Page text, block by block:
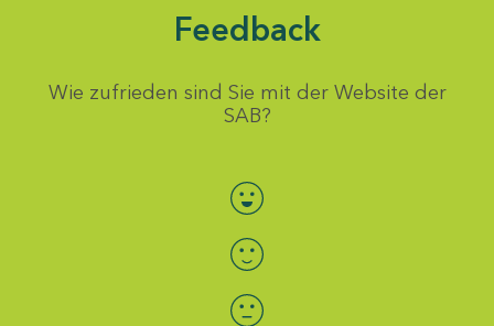
Feedback
Wie zufrieden sind Sie mit der Website der
SAB?
Bewertung auswählen